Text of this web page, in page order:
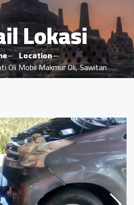
Lokasi
Location
Oli Mobil Makmur Oli, Sawitan